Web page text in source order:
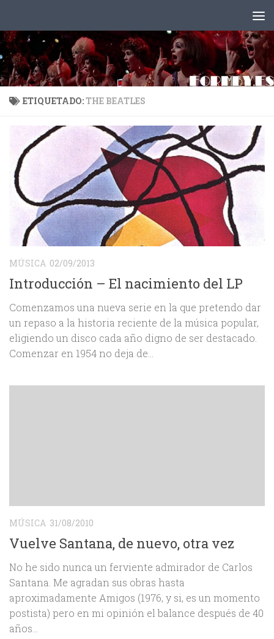
ETIQUETADO:THE BEATLES
MÚSICA 02/09/2013
Introducción – El nacimiento del LP
Comenzamos una nueva serie en la que pretendo dar
un repaso a la historia reciente de la música popular,
eligiendo un disco cada año digno de ser destacado.
Comenzar en 1954 no deja de...
MÚSICA 31/08/2010
Vuelve Santana, de nuevo, otra vez
No he sido nunca un ferviente admirador de Carlos
Santana. Me agradan sus obras hasta
aproximadamente Amigos (1976, y si, es un momento
postista) pero en mi opinión el balance después de 40
años...